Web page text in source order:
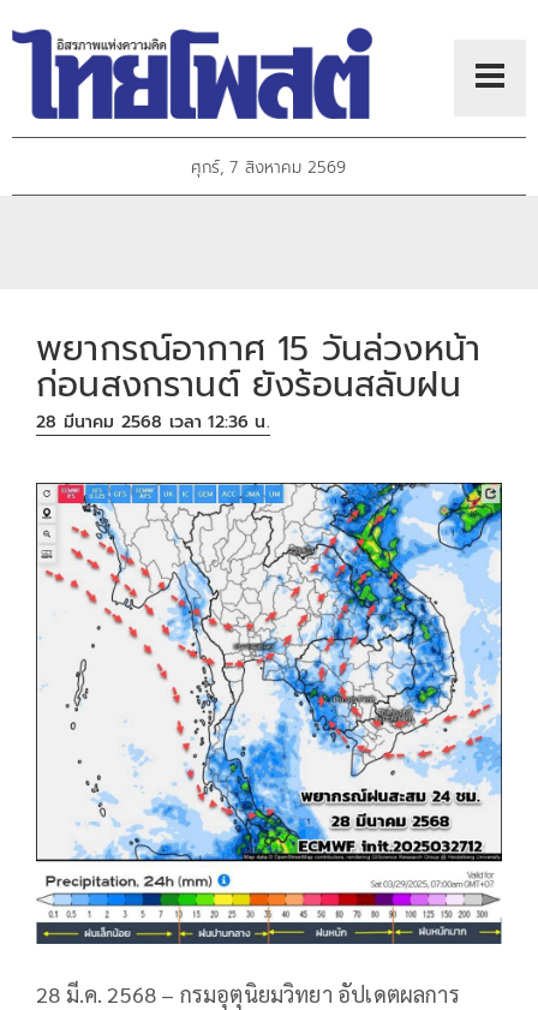
ศุกร์, 7 สิงหาคม 2569
พยากรณ์อากาศ 15 วันล่วงหน้า
ก่อนสงกรานต์ ยังร้อนสลับฝน
28 มีนาคม 2568 เวลา 12:36 น.
28 มี.ค. 2568 – กรมอุตุนิยมวิทยา อัปเดตผลการ